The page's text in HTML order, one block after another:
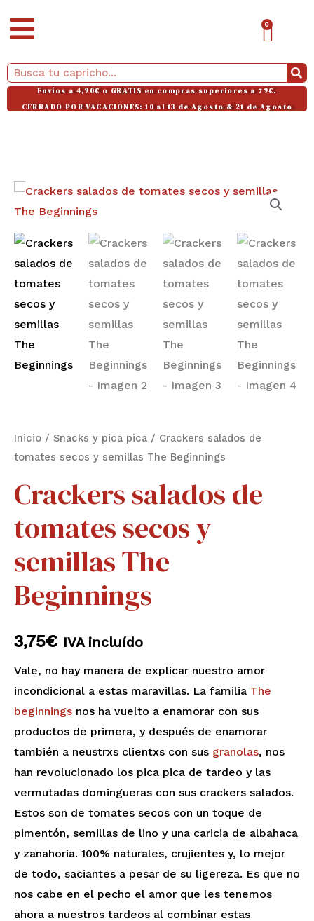
0
Buscar
Envíos a 4,90€ o GRATIS en compras superiores a 79€.
CERRADO POR VACACIONES: 10 al 13 de Agosto & 21 de Agosto
Inicio / Snacks y pica pica / Crackers salados de
tomates secos y semillas The Beginnings
Crackers salados de
tomates secos y
semillas The
Beginnings
3,75€ IVA incluído
Vale, no hay manera de explicar nuestro amor
incondicional a estas maravillas. La familia The
beginnings nos ha vuelto a enamorar con sus
productos de primera, y después de enamorar
también a neustrxs clientxs con sus granolas, nos
han revolucionado los pica pica de tardeo y las
vermutadas domingueras con sus crackers salados.
Estos son de tomates secos con un toque de
pimentón, semillas de lino y una caricia de albahaca
y zanahoria. 100% naturales, crujientes y, lo mejor
de todo, saciantes a pesar de su ligereza. Es que no
nos cabe en el pecho el amor que les tenemos
ahora a nuestros tardeos al combinar estas
Crackers
salados
de
tomates
secos
y
semillas
The
Beginnings
cantidad